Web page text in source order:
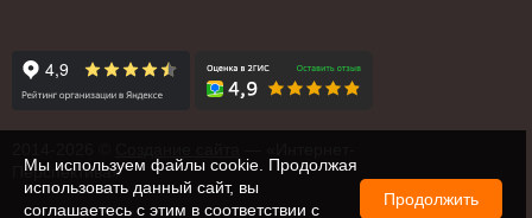
Перспектива»
Мы используем файлы cookie. Продолжая
использовать данный сайт, вы
соглашаетесь с этим в соответствии с
Продолжить